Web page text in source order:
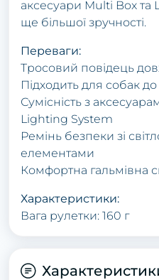
аксесуари Multi Box та
ще більшої зручності.
Переваги:
Тросовий повідець
Підходить для собак до
Сумісність з
Lighting System
Ремінь безпеки зі
елементами
Комфортна гальмівна
Характеристики:
Вага рулетки: 160 г